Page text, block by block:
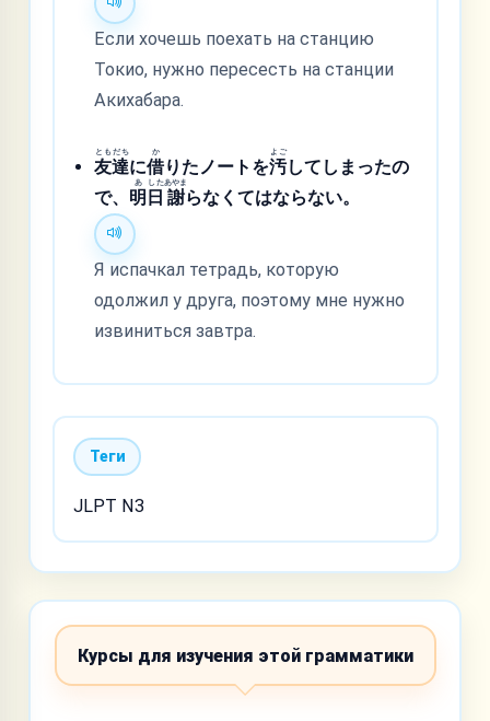
Если хочешь поехать на станцию
Токио, нужно пересесть на станции
Акихабара.
友
とも
達
だち
に借
か
りたノートを汚
よご
してしまったの
で、 明
あ
日
した
謝
あやま
らなくてはならない。
Я испачкал тетрадь, которую
одолжил у друга, поэтому мне нужно
извиниться завтра.
Теги
JLPT N3
Курсы для изучения этой грамматики